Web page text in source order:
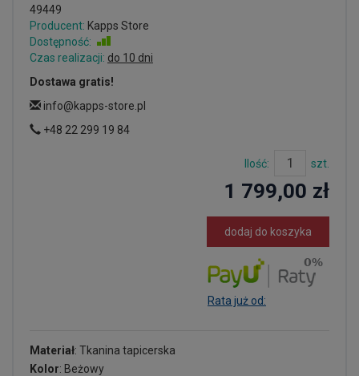
49449
Producent: Kapps Store
Dostępność:
Czas realizacji: do 10 dni
Dostawa gratis!
info@kapps-store.pl
+48 22 299 19 84
Ilość: szt.
1 799,00 zł
dodaj do koszyka
Rata już od:
Materiał: Tkanina tapicerska
Kolor: Beżowy